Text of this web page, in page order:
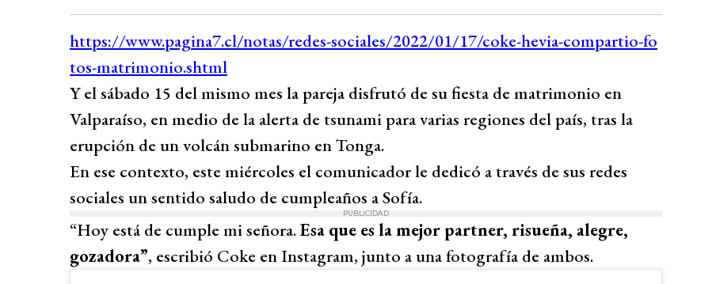
Y el sábado 15 del mismo mes la pareja disfrutó de su fiesta de matrimonio en
Valparaíso, en medio de la alerta de tsunami para varias regiones del país, tras la
erupción de un volcán submarino en Tonga.
En ese contexto, este miércoles el comunicador le dedicó a través de sus redes
sociales un sentido saludo de cumpleaños a Sofía.
PUBLICIDAD
“Hoy está de cumple mi señora.Esa que es la mejor partner, risueña, alegre,
gozadora”, escribió Coke en Instagram, junto a una fotografía de ambos.